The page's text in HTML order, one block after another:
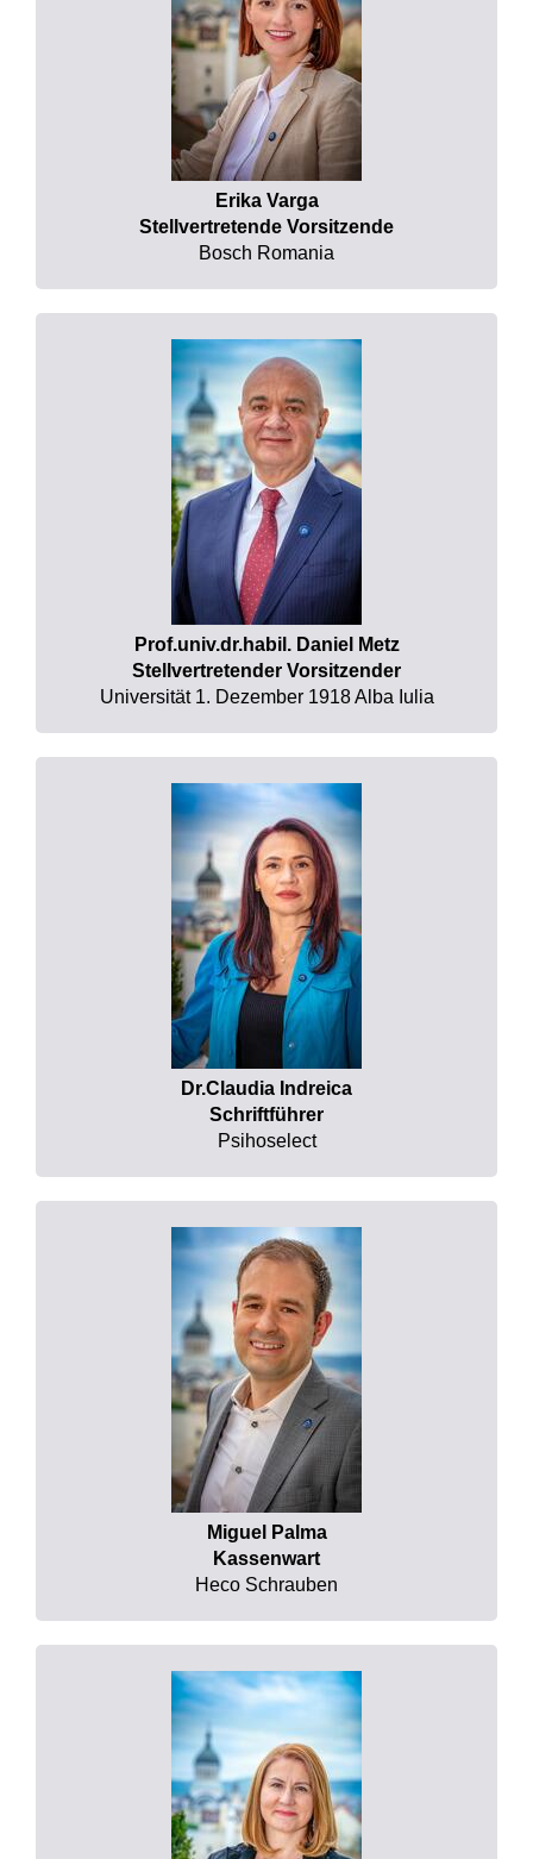
Erika Varga
Stellvertretende Vorsitzende
Bosch Romania
Prof.univ.dr.habil. Daniel Metz
Stellvertretender Vorsitzender
Universität 1. Dezember 1918 Alba Iulia
Dr.Claudia Indreica
Schriftführer
Psihoselect
Miguel Palma
Kassenwart
Heco Schrauben